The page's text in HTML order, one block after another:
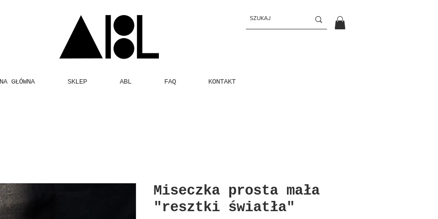
GŁÓWNA SKLEP ABL FAQ KONTAKT
Miseczka prosta mała
"resztki światła"